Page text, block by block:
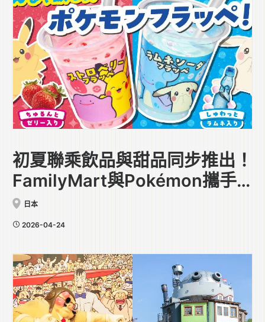
初夏聯乘飲品與甜品同步推出！
FamilyMart與Pokémon攜手
合作
日本
2026-04-24